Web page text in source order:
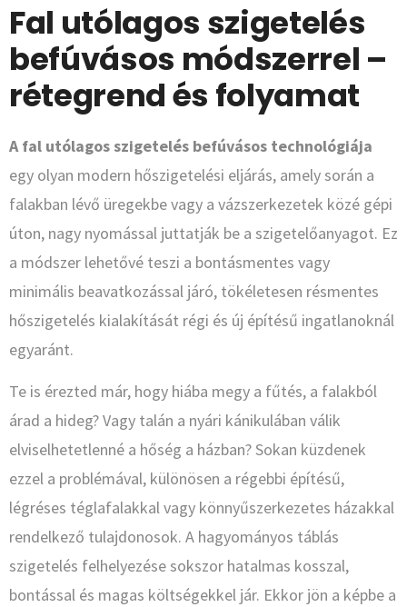
Fal utólagos szigetelés
befúvásos módszerrel –
rétegrend és folyamat
A fal utólagos szigetelés befúvásos technológiája
egy olyan modern hőszigetelési eljárás, amely során a
falakban lévő üregekbe vagy a vázszerkezetek közé gépi
úton, nagy nyomással juttatják be a szigetelőanyagot. Ez
a módszer lehetővé teszi a bontásmentes vagy
minimális beavatkozással járó, tökéletesen résmentes
hőszigetelés kialakítását régi és új építésű ingatlanoknál
egyaránt.
Te is érezted már, hogy hiába megy a fűtés, a falakból
árad a hideg? Vagy talán a nyári kánikulában válik
elviselhetetlenné a hőség a házban? Sokan küzdenek
ezzel a problémával, különösen a régebbi építésű,
légréses téglafalakkal vagy könnyűszerkezetes házakkal
rendelkező tulajdonosok. A hagyományos táblás
szigetelés felhelyezése sokszor hatalmas kosszal,
bontással és magas költségekkel jár. Ekkor jön a képbe a